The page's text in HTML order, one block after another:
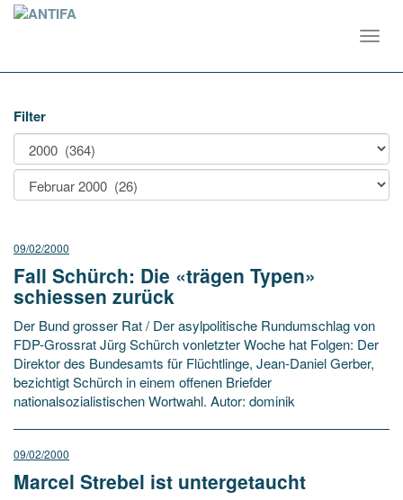
Filter
09/02/2000
Fall Schürch: Die «trägen Typen»
schiessen zurück
Der Bund grosser Rat / Der asylpolitische Rundumschlag von
FDP-Grossrat Jürg Schürch vonletzter Woche hat Folgen: Der
Direktor des Bundesamts für Flüchtlinge, Jean-Daniel Gerber,
bezichtigt Schürch in einem offenen Briefder
nationalsozialistischen Wortwahl. Autor: dominik
09/02/2000
Marcel Strebel ist untergetaucht